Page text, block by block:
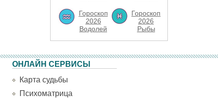
Гороскоп
2026
Водолей
Гороскоп
2026
Рыбы
ОНЛАЙН СЕРВИСЫ
Карта судьбы
Психоматрица